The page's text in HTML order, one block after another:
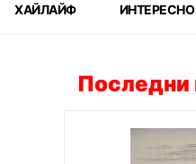
ХАЙЛАЙФ ИНТЕРЕСНО
Последни